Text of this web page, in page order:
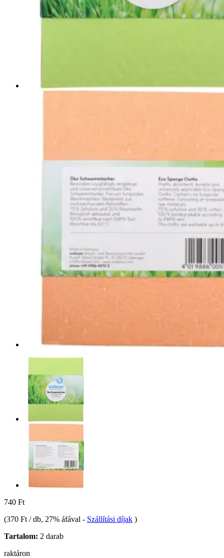
740 Ft
(370 Ft / db, 27% áfával - Szállítási díjak )
Tartalom: 2 darab
raktáron